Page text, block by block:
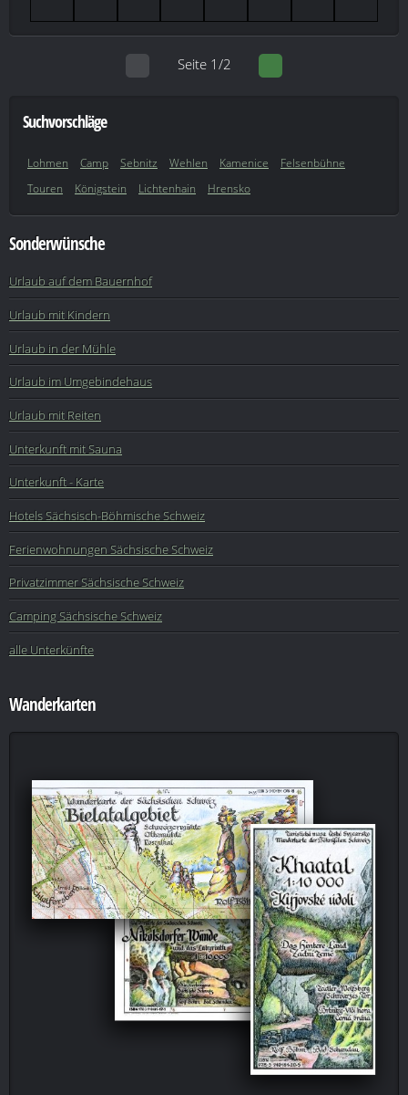
Seite 1/2
Suchvorschläge
Lohmen Camp Sebnitz Wehlen Kamenice
Felsenbühne
Touren
Königstein Lichtenhain Hrensko
Sonderwünsche
Urlaub auf dem Bauernhof
Urlaub mit Kindern
Urlaub in der Mühle
Urlaub im Umgebindehaus
Urlaub mit Reiten
Unterkunft mit Sauna
Unterkunft - Karte
Hotels Sächsisch-Böhmische Schweiz
Ferienwohnungen Sächsische Schweiz
Privatzimmer Sächsische Schweiz
Camping Sächsische Schweiz
alle Unterkünfte
Wanderkarten